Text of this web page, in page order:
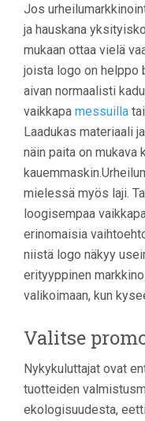
Jos
ja hauskana
mukaan ottaa vielä
joista logo on helppo
aivan normaalisti
vaikkapa messuilla
Laadukas materiaali
näin paita on mukava
mielessä myös laji.
loogisempaa
erinomaisia
niistä logo näkyy
erityyppinen
valikoimaan, kun
Valitse
Nykykuluttajat ovat
tuotteiden
ekologisuudesta,